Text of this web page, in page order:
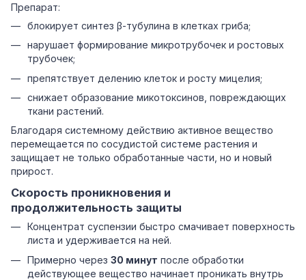
Препарат:
блокирует синтез β-тубулина в клетках гриба;
нарушает формирование микротрубочек и ростовых
трубочек;
препятствует делению клеток и росту мицелия;
снижает образование микотоксинов, повреждающих
ткани растений.
Благодаря системному действию активное вещество
перемещается по сосудистой системе растения и
защищает не только обработанные части, но и новый
прирост.
Скорость проникновения и
продолжительность защиты
Концентрат суспензии быстро смачивает поверхность
листа и удерживается на ней.
Примерно через 30 минут после обработки
действующее вещество начинает проникать внутрь